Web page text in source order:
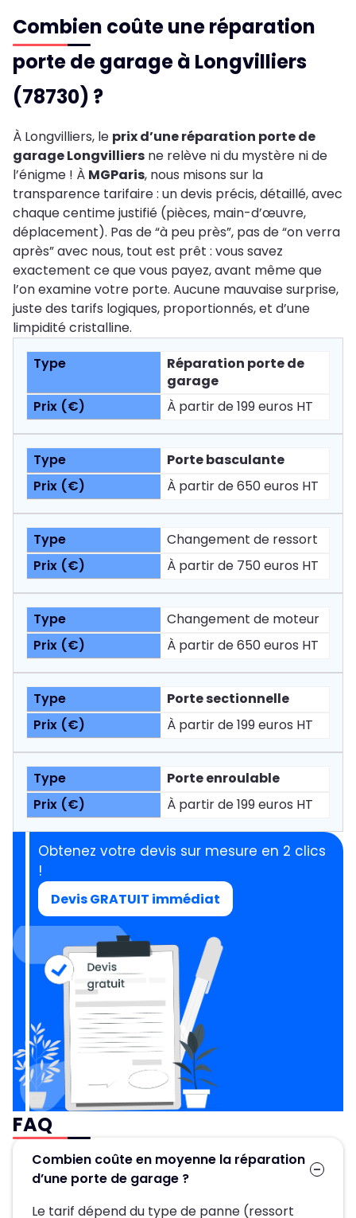
Combien coûte une réparation
porte de garage à Longvilliers
(78730) ?
À Longvilliers, le prix d’une réparation porte de
garage Longvilliers ne relève ni du mystère ni de
l’énigme ! À MGParis, nous misons sur la
transparence tarifaire : un devis précis, détaillé, avec
chaque centime justifié (pièces, main-d’œuvre,
déplacement). Pas de “à peu près”, pas de “on verra
après” avec nous, tout est prêt : vous savez
exactement ce que vous payez, avant même que
l’on examine votre porte. Aucune mauvaise surprise,
juste des tarifs logiques, proportionnés, et d’une
limpidité cristalline.
Réparation porte de
garage
À partir de 199 euros HT
Porte basculante
À partir de 650 euros HT
Changement de ressort
À partir de 750 euros HT
Changement de moteur
À partir de 650 euros HT
Porte sectionnelle
À partir de 199 euros HT
Porte enroulable
À partir de 199 euros HT
Obtenez votre devis sur mesure en 2 clics
!
Devis GRATUIT immédiat
FAQ
Combien coûte en moyenne la réparation
d’une porte de garage ?
Le tarif dépend du type de panne (ressort